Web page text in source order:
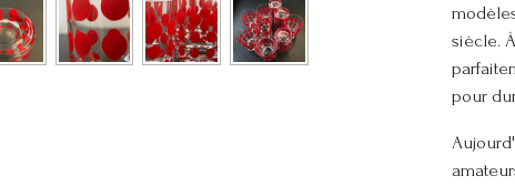
siècle.
pour